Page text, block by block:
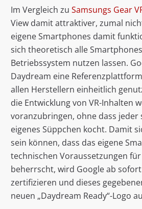
Im Vergleich zu Samsungs Gear
View damit attraktiver, zumal
eigene Smartphones damit
sich theoretisch alle
Betriebssystem nutzen lassen.
Daydream eine
allen Herstellern einheitlich
die Entwicklung von VR-Inhalten
voranzubringen, ohne dass jeder
eigenes Süppchen kocht. Damit
sein können, dass das eigene
technischen Voraussetzungen
beherrscht, wird Google ab
zertifizieren und dieses
neuen „Daydream Ready“-Logo